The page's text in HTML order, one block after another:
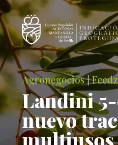
Agronegocios|
Landini
nuevo
multiusos